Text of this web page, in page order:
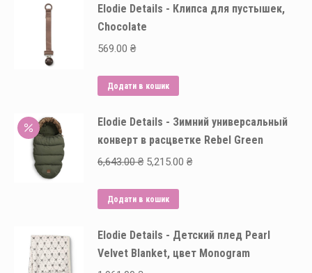
Elodie Details - Клипса для пустышек,
Chocolate
569.00 ₴
Додати в кошик
Elodie Details - Зимний универсальный
конверт в расцветке Rebel Green
6,643.00₴ Оригінальна
6,643.00 ₴.
5,215.00 ₴Поточна
Додати в кошик
Elodie Details - Детский плед Pearl
Velvet Blanket, цвет Monogram